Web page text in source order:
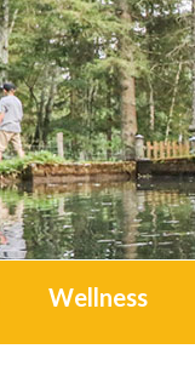
Wellness